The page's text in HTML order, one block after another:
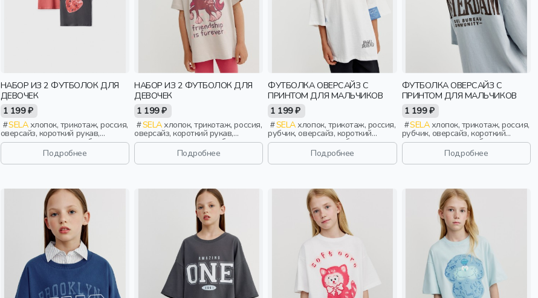
НАБОР ИЗ 2 ФУТБОЛОК ДЛЯ
ДЕВОЧЕК
1 199 ₽
SELAхлопок, трикотаж, россия,
оверсайз, короткий рукав,
короткие, однотон, свободные,
принт, вырез, круглый вырез,
девочки, детиПодробнее
НАБОР ИЗ 2 ФУТБОЛОК ДЛЯ
ДЕВОЧЕК
1 199 ₽
SELAхлопок, трикотаж, россия,
оверсайз, короткий рукав,
короткие, однотон, свободные,
принт, вырез, круглый вырез,
девочки, детиПодробнее
ФУТБОЛКА ОВЕРСАЙЗ С
ПРИНТОМ ДЛЯ МАЛЬЧИКОВ
1 199 ₽
SELAхлопок, трикотаж, россия,
рубчик, оверсайз, короткий
рукав, короткие, свободные,
принт, вырез, круглый вырез,
мальчики, детиПодробнее
ФУТБОЛКА ОВЕРСАЙЗ С
ПРИНТОМ ДЛЯ МАЛЬЧИКОВ
1 199 ₽
SELAхлопок, трикотаж, россия,
рубчик, оверсайз, короткий
рукав, короткие, свободные,
принт, вырез, круглый вырез,
мальчики, детиПодробнее